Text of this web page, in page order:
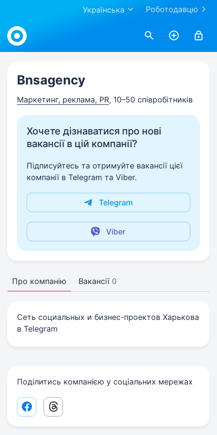
Роботодавцю
Українська
Work.ua
Bnsagency
Маркетинг, реклама, PR, 10–50 співробітників
Хочете дізнаватися про нові
вакансії в цій компанії?
Підписуйтесь та отримуйте вакансії цієї
компанії в Telegram та Viber.
Telegram
Viber
Про компанію Вакансії 0
Сеть социальных и бизнес-проектов Харькова
в Telegram
Поділитись компанією у соціальних мережах
Facebook share link
Threads share link